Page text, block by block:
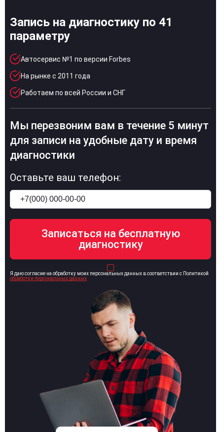
Запись на диагностику по 41
параметру
Автосервис №1 по версии Forbes
На рынке с 2011 года
Работаем по всей России и СНГ
Мы перезвоним вам в течение 5 минут
для записи на удобные дату и время
диагностики
Оставьте ваш телефон:
Я даю согласие на обработку моих персональных данных в соответствии с Политикой
обработки персональных данных